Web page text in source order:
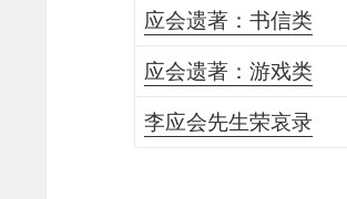
应会遗著：书信类
应会遗著：游戏类
李应会先生荣哀录